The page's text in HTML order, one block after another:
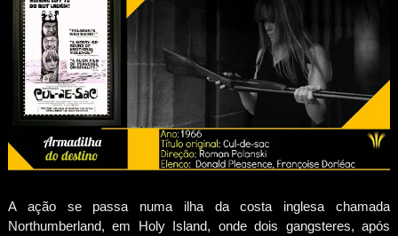
A ação se passa numa ilha da costa inglesa chamada
Northumberland, em Holy Island, onde dois gangsteres, após